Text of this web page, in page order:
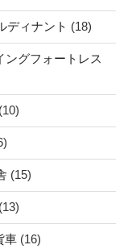
ィナント (18)
グフォートレス
(10)
(15)
(13)
車 (16)